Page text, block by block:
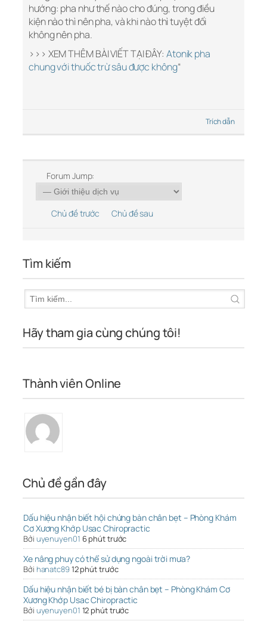
hướng: pha như thế nào cho đúng, trong điều
kiện nào thì nên pha, và khi nào thì tuyệt đối
không nên pha.
>>> XEM THÊM BÀI VIẾT TẠI ĐÂY: Atonik pha
chung với thuốc trừ sâu được không“
Trích dẫn
Forum Jump:
Chủ đề trước Chủ đề sau
Tìm kiếm
Hãy tham gia cùng chúng tôi!
Thành viên Online
Chủ đề gần đây
Dấu hiệu nhận biết hội chứng bàn chân bẹt – Phòng Khám
Cơ Xương Khớp Usac Chiropractic
Bởi uyenuyen01 6 phút trước
Xe nâng phuy có thể sử dụng ngoài trời mưa?
Bởi hanatc8912 phút trước
Dấu hiệu nhận biết bé bị bàn chân bẹt – Phòng Khám Cơ
Xương Khớp Usac Chiropractic
Bởi uyenuyen01 12 phút trước